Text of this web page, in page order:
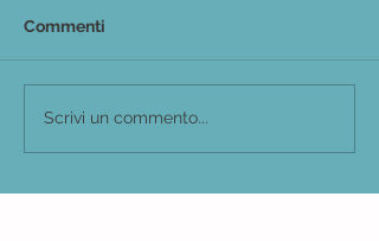
Commenti
Scrivi un commento...